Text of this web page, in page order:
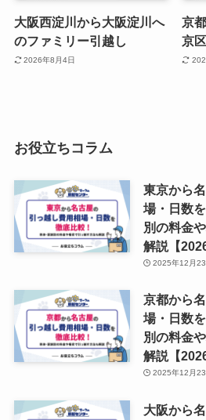
大阪西淀川から大阪淀川へ
のファミリー引越し
2026年8月4日
京
京
お役立ちコラム
東京から
場・日数
別の料金
解説【
2025年12月23
京都から
場・日数
別の料金
解説【
2025年12月23
大阪から